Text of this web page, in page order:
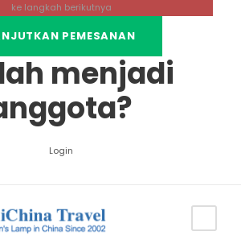
ke langkah berikutnya
menjadi
Login